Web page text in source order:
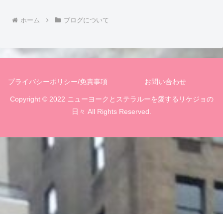
ホーム ブログについて
プライバシーポリシー/免責事項 お問い合わせ
Copyright © 2022 ニューヨークとステラルーを愛するリケジョの
日々 All Rights Reserved.